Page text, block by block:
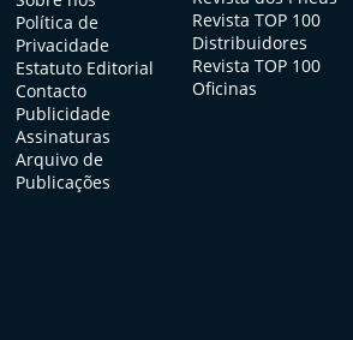
Política de
Privacidade
Estatuto Editorial
Contacto
Publicidade
Assinaturas
Arquivo de
Publicações
Revista TOP 100
Distribuidores
Revista TOP 100
Oficinas